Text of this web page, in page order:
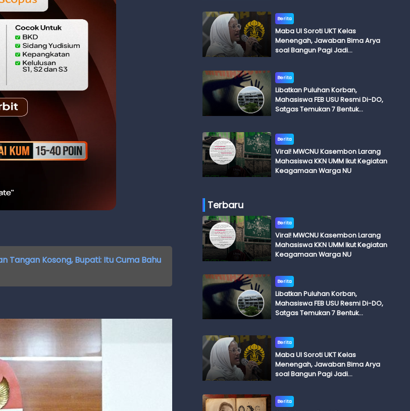
Tangan Kosong, Bupati: Itu Cuma Bahu
Adik Budi
Berita
Maba UI Soroti UKT Kelas
Menengah, Jawaban Bima Arya
soal Bangun Pagi Jadi
Berita
Libatkan Puluhan Korban,
Mahasiswa FEB USU Resmi Di-DO,
Satgas Temukan 7 Bentuk
Berita
Viral! MWCNU Kasembon Larang
Mahasiswa KKN UMM Ikut Kegiatan
Keagamaan Warga NU
Terbaru
Berita
Viral! MWCNU Kasembon Larang
Mahasiswa KKN UMM Ikut Kegiatan
Keagamaan Warga NU
Berita
Libatkan Puluhan Korban,
Mahasiswa FEB USU Resmi Di-DO,
Satgas Temukan 7 Bentuk
Berita
Maba UI Soroti UKT Kelas
Menengah, Jawaban Bima Arya
soal Bangun Pagi Jadi
Berita